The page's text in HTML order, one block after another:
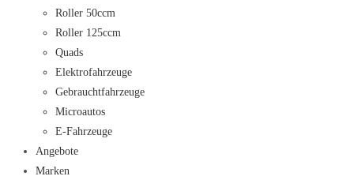
Roller 50ccm
Roller 125ccm
Quads
Elektrofahrzeuge
Gebrauchtfahrzeuge
Microautos
E-Fahrzeuge
Angebote
Marken